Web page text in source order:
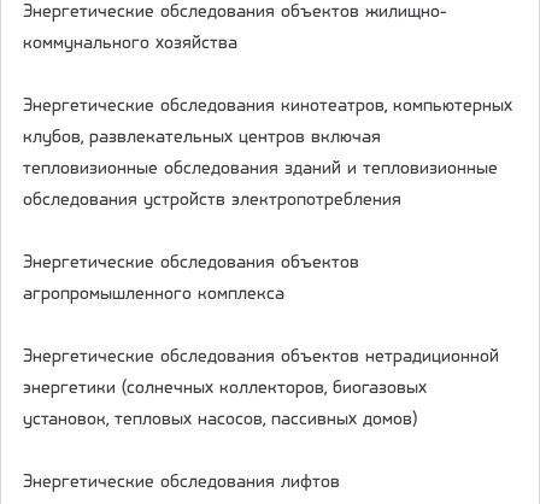
Энергетические обследования объектов жилищно-
коммунального хозяйства
Энергетические обследования кинотеатров, компьютерных
клубов, развлекательных центров включая
тепловизионные обследования зданий и тепловизионные
обследования устройств электропотребления
Энергетические обследования объектов
агропромышленного комплекса
Энергетические обследования объектов нетрадиционной
энергетики (солнечных коллекторов, биогазовых
установок, тепловых насосов, пассивных домов)
Энергетические обследования лифтов